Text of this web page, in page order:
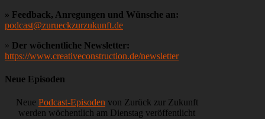
» Feedback, Anregungen und Wünsche an:
podcast@zurueckzurzukunft.de
» Der wöchentliche Newsletter:
https://www.creativeconstruction.de/newsletter
Neue Episoden
Neue Podcast-Episoden von Zurück zur Zukunft
werden wöchentlich am Dienstag veröffentlicht